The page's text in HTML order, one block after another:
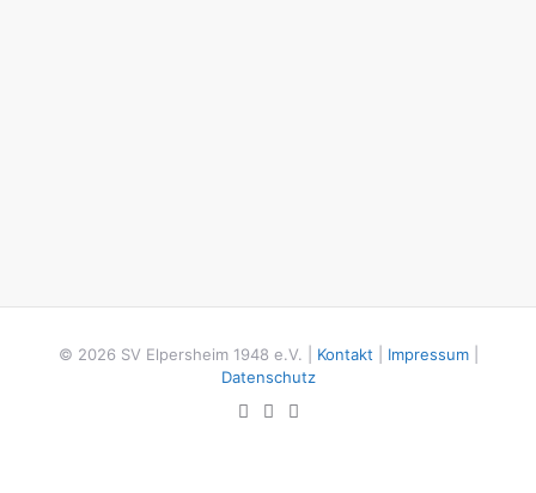
© 2026 SV Elpersheim 1948 e.V. | Kontakt Impressum|
Datenschutz